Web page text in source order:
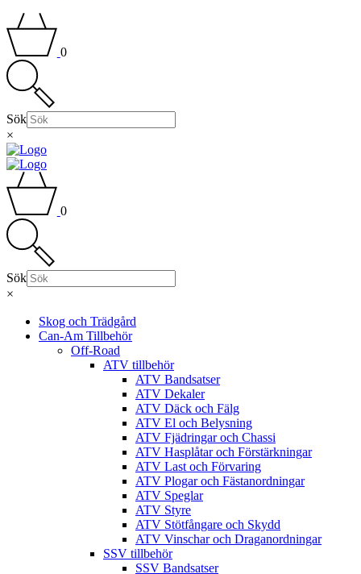
0
Sök
×
0
Sök
×
Skog och Trädgård
Can-Am Tillbehör
Off-Road
ATV tillbehör
ATV Bandsatser
ATV Dekaler
ATV Däck och Fälg
ATV El och Belysning
ATV Fjädringar och Chassi
ATV Hasplåtar och Förstärkningar
ATV Last och Förvaring
ATV Plogar och Fästanordningar
ATV Speglar
ATV Styre
ATV Stötfångare och Skydd
ATV Vinschar och Draganordningar
SSV tillbehör
SSV Bandsatser